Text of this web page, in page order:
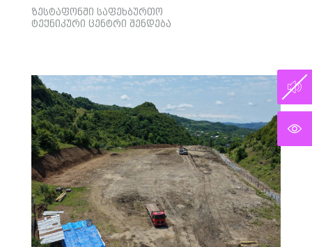
ზესტაფონში საფეხბურთო
ტექნიკური ცენტრი შენდება